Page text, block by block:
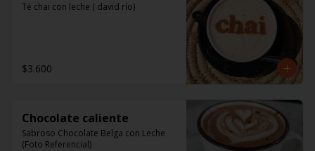
Té chai con leche ( david río)
$3.600
Chocolate caliente
Sabroso Chocolate Belga con Leche
(Foto Referencial)